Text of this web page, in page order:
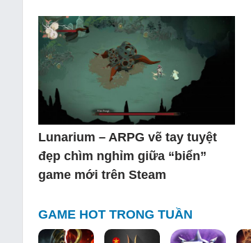
Lunarium – ARPG vẽ tay tuyệt
đẹp chìm nghỉm giữa “biển”
game mới trên Steam
GAME HOT TRONG TUẦN